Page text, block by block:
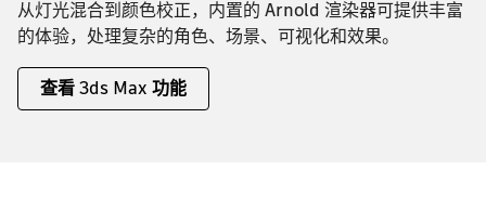
从灯光混合到颜色校正，内置的 Arnold 渲染器可提供丰富
的体验，处理复杂的角色、场景、可视化和效果。
查看 3ds Max 功能